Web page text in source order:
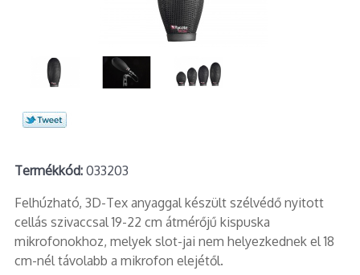
Termékkód:033203
Felhúzható, 3D-Tex anyaggal készült szélvédő nyitott
cellás szivaccsal 19-22 cm átmérőjű kispuska
mikrofonokhoz, melyek slot-jai nem helyezkednek el 18
cm-nél távolabb a mikrofon elejétől.